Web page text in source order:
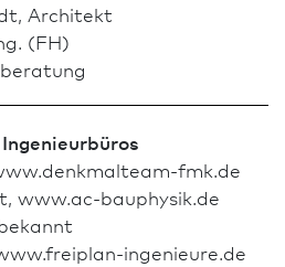
Architekt
(FH)
fmk.de
www.ac-bauphysik.de
ingenieure.de